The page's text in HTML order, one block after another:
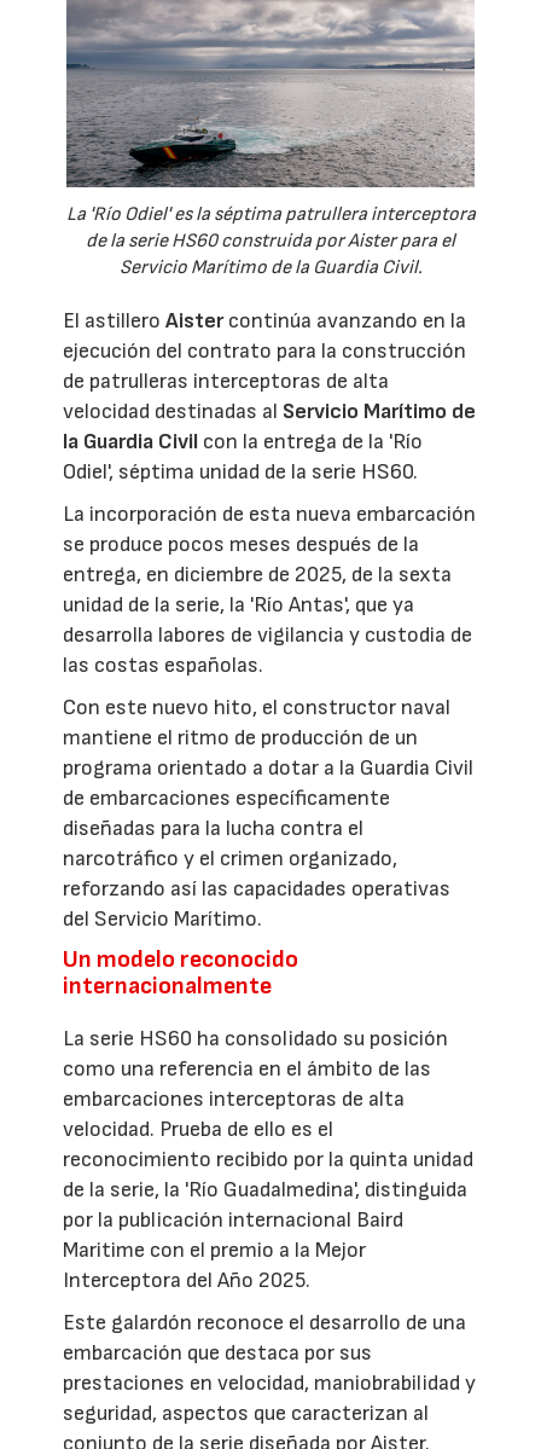
La 'Río Odiel' es la séptima patrullera interceptora
de la serie HS60 construida por Aister para el
Servicio Marítimo de la Guardia Civil.
El astilleroAistercontinúa avanzando en la
ejecución del contrato para la construcción
de patrulleras interceptoras de alta
velocidad destinadas al Servicio Marítimo de
la Guardia Civil con la entrega de la 'Río
Odiel', séptima unidad de la serie HS60.
La incorporación de esta nueva embarcación
se produce pocos meses después de la
entrega, en diciembre de 2025, de la sexta
unidad de la serie, la 'Río Antas', que ya
desarrolla labores de vigilancia y custodia de
las costas españolas.
Con este nuevo hito, el constructor naval
mantiene el ritmo de producción de un
programa orientado a dotar a la Guardia Civil
de embarcaciones específicamente
diseñadas para la lucha contra el
narcotráfico y el crimen organizado,
reforzando así las capacidades operativas
del Servicio Marítimo.
Un modelo reconocido
internacionalmente
La serie HS60 ha consolidado su posición
como una referencia en el ámbito de las
embarcaciones interceptoras de alta
velocidad. Prueba de ello es el
reconocimiento recibido por la quinta unidad
de la serie, la 'Río Guadalmedina', distinguida
por la publicación internacional Baird
Maritime con el premio a la Mejor
Interceptora del Año 2025.
Este galardón reconoce el desarrollo de una
embarcación que destaca por sus
prestaciones en velocidad, maniobrabilidad y
seguridad, aspectos que caracterizan al
conjunto de la serie diseñada por Aister.